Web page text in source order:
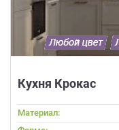
Кухня Крокас
Материал: